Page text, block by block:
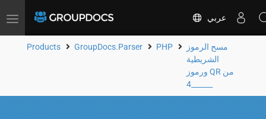
Toggle
عربي
Products GroupDocs.Parser PHP
مسح الرموز
الشريطية
ورموز QR من